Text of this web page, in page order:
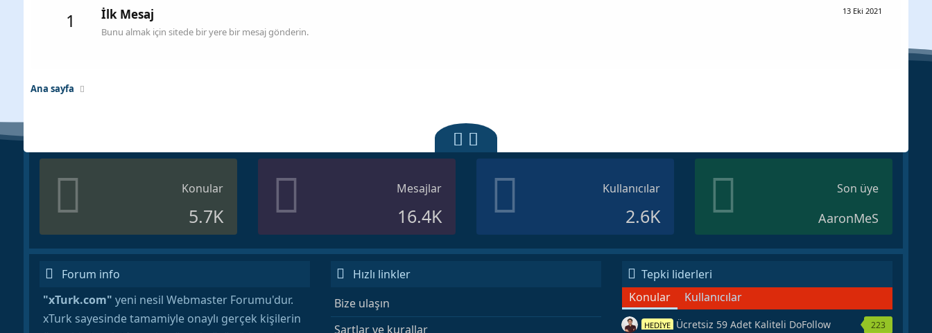
1 13 Eki 2021
İlk Mesaj
Bunu almak için sitede bir yere bir mesaj gönderin.
Ana sayfa
Konular
5.7K
Mesajlar
16.4K
Kullanıcılar
2.6K
Son üye
AaronMeS
Forum info
"xTurk.com" yeni nesil Webmaster Forumu'dur.
xTurk sayesinde tamamiyle onaylı gerçek kişilerin
Hızlı linkler
Bize ulaşın
Şartlar ve kurallar
Tepki liderleri
Konular
Kullanıcılar
HEDİYE Ücretsiz 59 Adet Kaliteli DoFollow
223